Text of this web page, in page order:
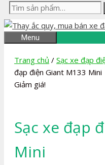
Tìm
kiếm:
Menu
Trang chủ / Sạc xe đạp
đạp điện Giant M133 Mini
Giảm giá!
Sạc xe đạp
Mini